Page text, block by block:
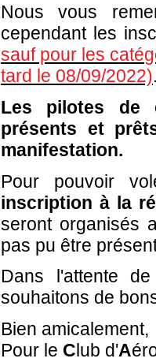
Nous vous
cependant les
sauf pour les
tard le 08/09/2022)
Les pilotes de
présents et
manifestation.
Pour pouvoir
inscription à la
seront organisés
pas pu être
Dans l'attente
souhaitons de
Bien amicalement,
Pour le C lub d'A